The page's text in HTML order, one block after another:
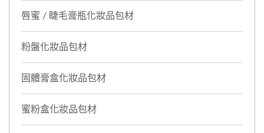
唇蜜 / 睫毛膏瓶化妝品包材
粉盤化妝品包材
固體膏盒化妝品包材
蜜粉盒化妝品包材